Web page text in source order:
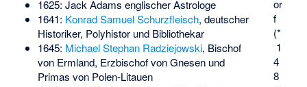
or
f
(*
1
4
8
1625: Jack Adams englischer Astrologe
1641: Konrad Samuel Schurzfleisch, deutscher
Historiker, Polyhistor und Bibliothekar
1645: Michael Stephan Radziejowski, Bischof
von Ermland, Erzbischof von Gnesen und
Primas von Polen-Litauen